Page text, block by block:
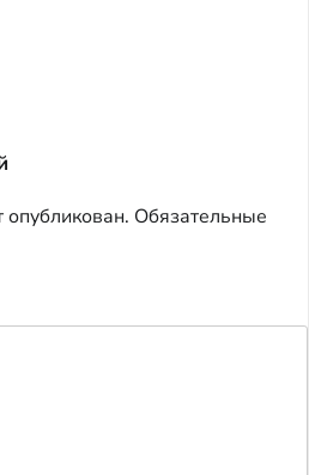
Обязательные